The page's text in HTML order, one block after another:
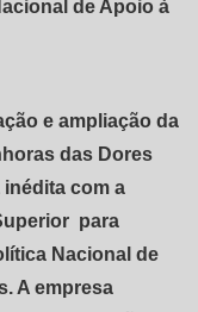
de Apoio à
e ampliação da
das Dores
inédita com a
para
Nacional de
A empresa